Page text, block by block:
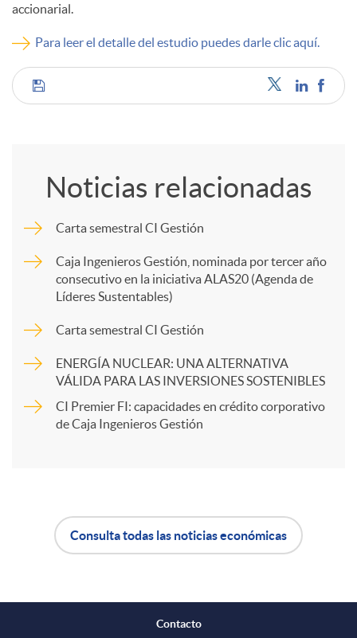
accionarial.
Para leer el detalle del estudio puedes darle clic aquí.
C
p
r
t
Noticias relacionadas
Carta semestral CI Gestión
Caja Ingenieros Gestión, nominada por tercer año
consecutivo en la iniciativa ALAS20 (Agenda de
Líderes Sustentables)
Carta semestral CI Gestión
ENERGÍA NUCLEAR: UNA ALTERNATIVA
VÁLIDA PARA LAS INVERSIONES SOSTENIBLES
CI Premier FI: capacidades en crédito corporativo
de Caja Ingenieros Gestión
p
o
Consulta todas las noticias económicas
Contacto